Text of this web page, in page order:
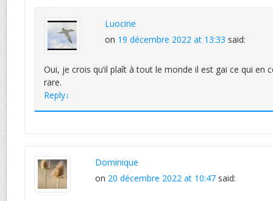
Luocine
on 19 décembre 2022 at 13:33 said:
Oui, je crois qu’il plaît à tout le monde il est gai ce qui en
rare.
Reply↓
Dominique
on 20 décembre 2022 at 10:47 said: